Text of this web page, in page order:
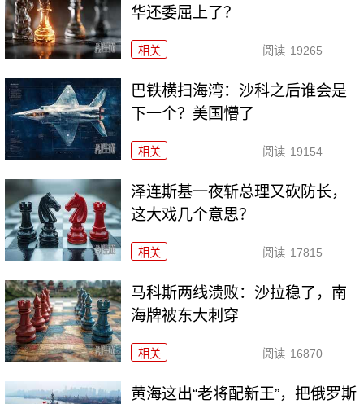
华还委屈上了？
相关 阅读 19265
巴铁横扫海湾：沙科之后谁会是
下一个？美国懵了
相关 阅读 19154
泽连斯基一夜斩总理又砍防长，
这大戏几个意思？
相关 阅读 17815
马科斯两线溃败：沙拉稳了，南
海牌被东大刺穿
相关 阅读 16870
黄海这出“老将配新王”，把俄罗斯